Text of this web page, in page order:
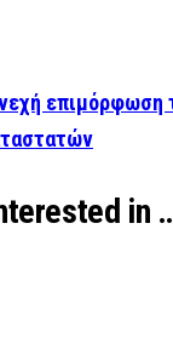
επιμόρφωση
in